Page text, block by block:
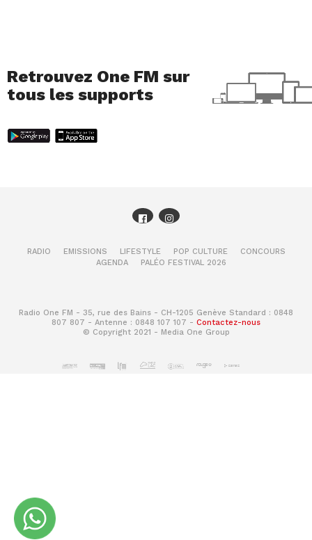
Retrouvez One FM sur
tous les supports
RADIO EMISSIONS LIFESTYLE POP CULTURE
CONCOURS
AGENDA
PALÉO FESTIVAL 2026
Radio One FM - 35, rue des Bains - CH-1205 Genève Standard : 0848
807 807 - Antenne : 0848 107 107 - Contactez-nous
© Copyright 2021 - Media One Group